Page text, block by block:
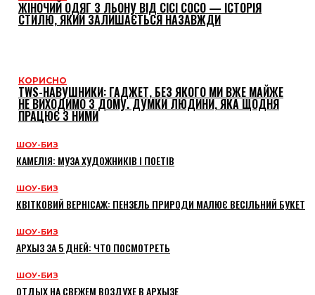
ЖІНОЧИЙ ОДЯГ З ЛЬОНУ ВІД CICI COCO — ІСТОРІЯ
СТИЛЮ, ЯКИЙ ЗАЛИШАЄТЬСЯ НАЗАВЖДИ
КОРИСНО
TWS-НАВУШНИКИ: ГАДЖЕТ, БЕЗ ЯКОГО МИ ВЖЕ МАЙЖЕ
НЕ ВИХОДИМО З ДОМУ. ДУМКИ ЛЮДИНИ, ЯКА ЩОДНЯ
ПРАЦЮЄ З НИМИ
ШОУ-БИЗ
КАМЕЛІЯ: МУЗА ХУДОЖНИКІВ І ПОЕТІВ
ШОУ-БИЗ
КВІТКОВИЙ ВЕРНІСАЖ: ПЕНЗЕЛЬ ПРИРОДИ МАЛЮЄ ВЕСІЛЬНИЙ БУКЕТ
ШОУ-БИЗ
АРХЫЗ ЗА 5 ДНЕЙ: ЧТО ПОСМОТРЕТЬ
ШОУ-БИЗ
ОТДЫХ НА СВЕЖЕМ ВОЗДУХЕ В АРХЫЗЕ